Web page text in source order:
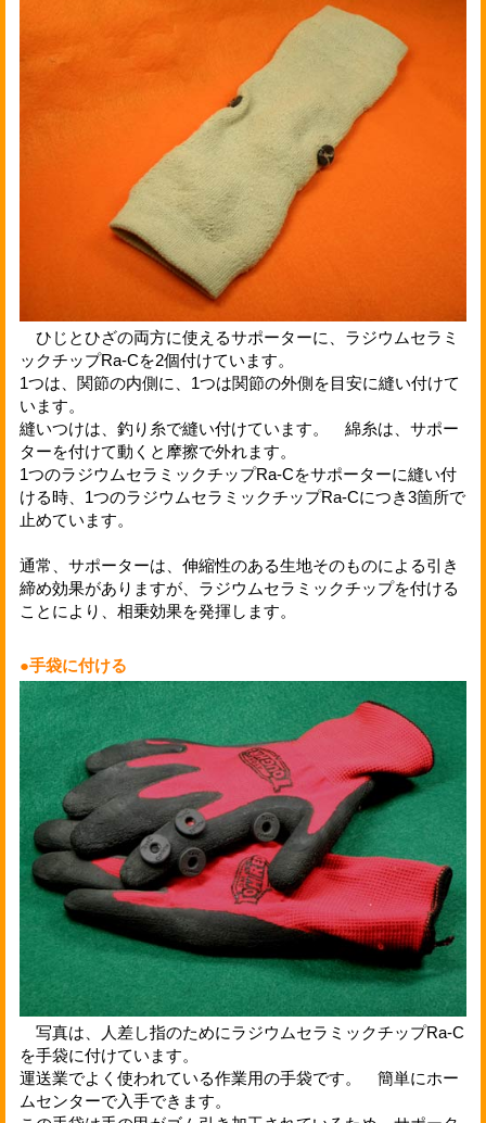
ひじとひざの両方に使えるサポーターに、ラジウムセラミ
ックチップRa-Cを2個付けています。
1つは、関節の内側に、1つは関節の外側を目安に縫い付けて
います。
縫いつけは、釣り糸で縫い付けています。 綿糸は、サポー
ターを付けて動くと摩擦で外れます。
1つのラジウムセラミックチップRa-Cをサポーターに縫い付
ける時、1つのラジウムセラミックチップRa-Cにつき3箇所で
止めています。
通常、サポーターは、伸縮性のある生地そのものによる引き
締め効果がありますが、ラジウムセラミックチップを付ける
ことにより、相乗効果を発揮します。
●手袋に付ける
写真は、人差し指のためにラジウムセラミックチップRa-C
を手袋に付けています。
運送業でよく使われている作業用の手袋です。 簡単にホー
ムセンターで入手できます。